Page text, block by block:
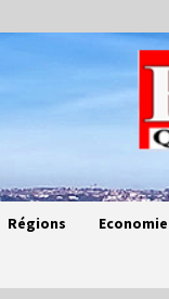
Régions Economie